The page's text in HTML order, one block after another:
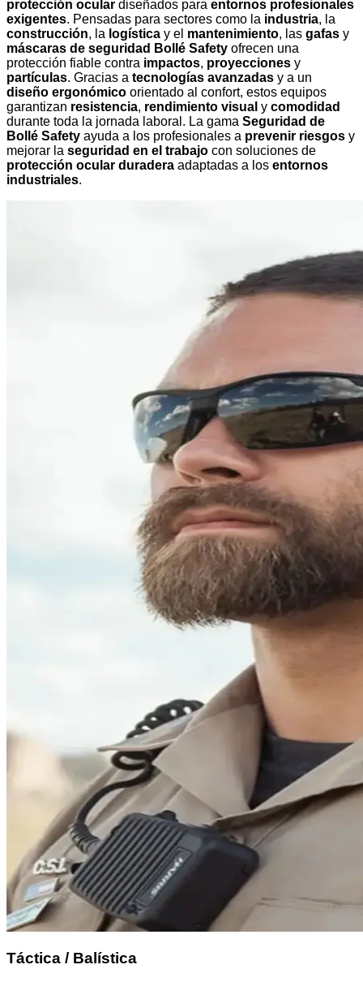
protección ocular diseñados para entornos profesionales
exigentes. Pensadas para sectores como la industria, la
construcción, la logística y el mantenimiento, las gafas y
máscaras de seguridad Bollé Safety ofrecen una
protección fiable contra impactos, proyecciones y
partículas. Gracias a tecnologías avanzadas y a un
diseño ergonómico orientado al confort, estos equipos
garantizan resistencia, rendimiento visual y comodidad
durante toda la jornada laboral. La gama Seguridad de
Bollé Safety ayuda a los profesionales a prevenir riesgos y
mejorar la seguridad en el trabajo con soluciones de
protección ocular duradera adaptadas a los entornos
industriales.
Táctica / Balística